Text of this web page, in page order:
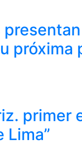
primer
Lima”